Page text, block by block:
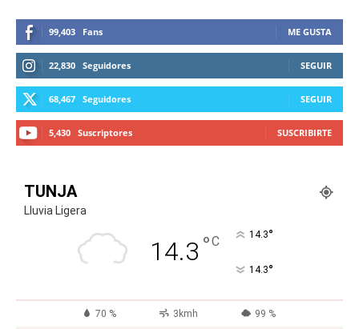
99,403 Fans ME GUSTA
22,830 Seguidores SEGUIR
68,467 Seguidores SEGUIR
5,430 Suscriptores SUSCRIBIRTE
TUNJA
Lluvia Ligera
14.3 °C 14.3°
14.3°
70 % 3kmh 99 %